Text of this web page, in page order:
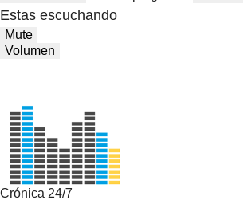
Estas escuchando
Mute
Volumen
Crónica 24/7